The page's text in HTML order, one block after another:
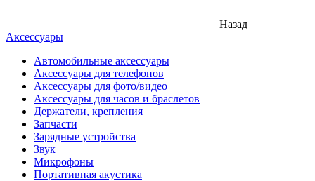
Назад
Аксессуары
Автомобильные аксессуары
Аксессуары для телефонов
Аксессуары для фото/видео
Аксессуары для часов и браслетов
Держатели, крепления
Запчасти
Зарядные устройства
Звук
Микрофоны
Портативная акустика